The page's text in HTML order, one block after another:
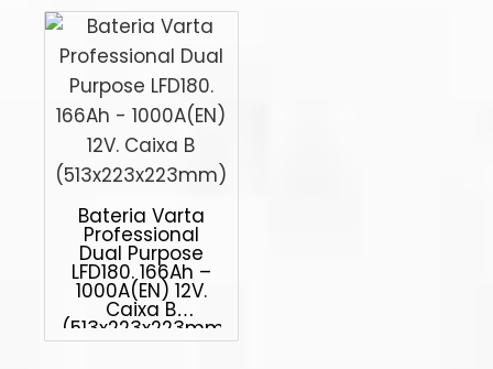
Bateria Varta
Professional
Dual Purpose
LFD180. 166Ah –
1000A(EN) 12V.
Caixa B
(513x223x223mm)